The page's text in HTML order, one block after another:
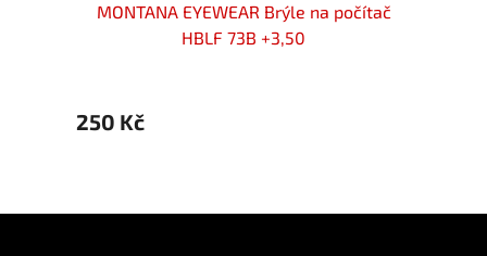
MONTANA EYEWEAR Brýle na počítač
HBLF 73B +3,50
250 Kč